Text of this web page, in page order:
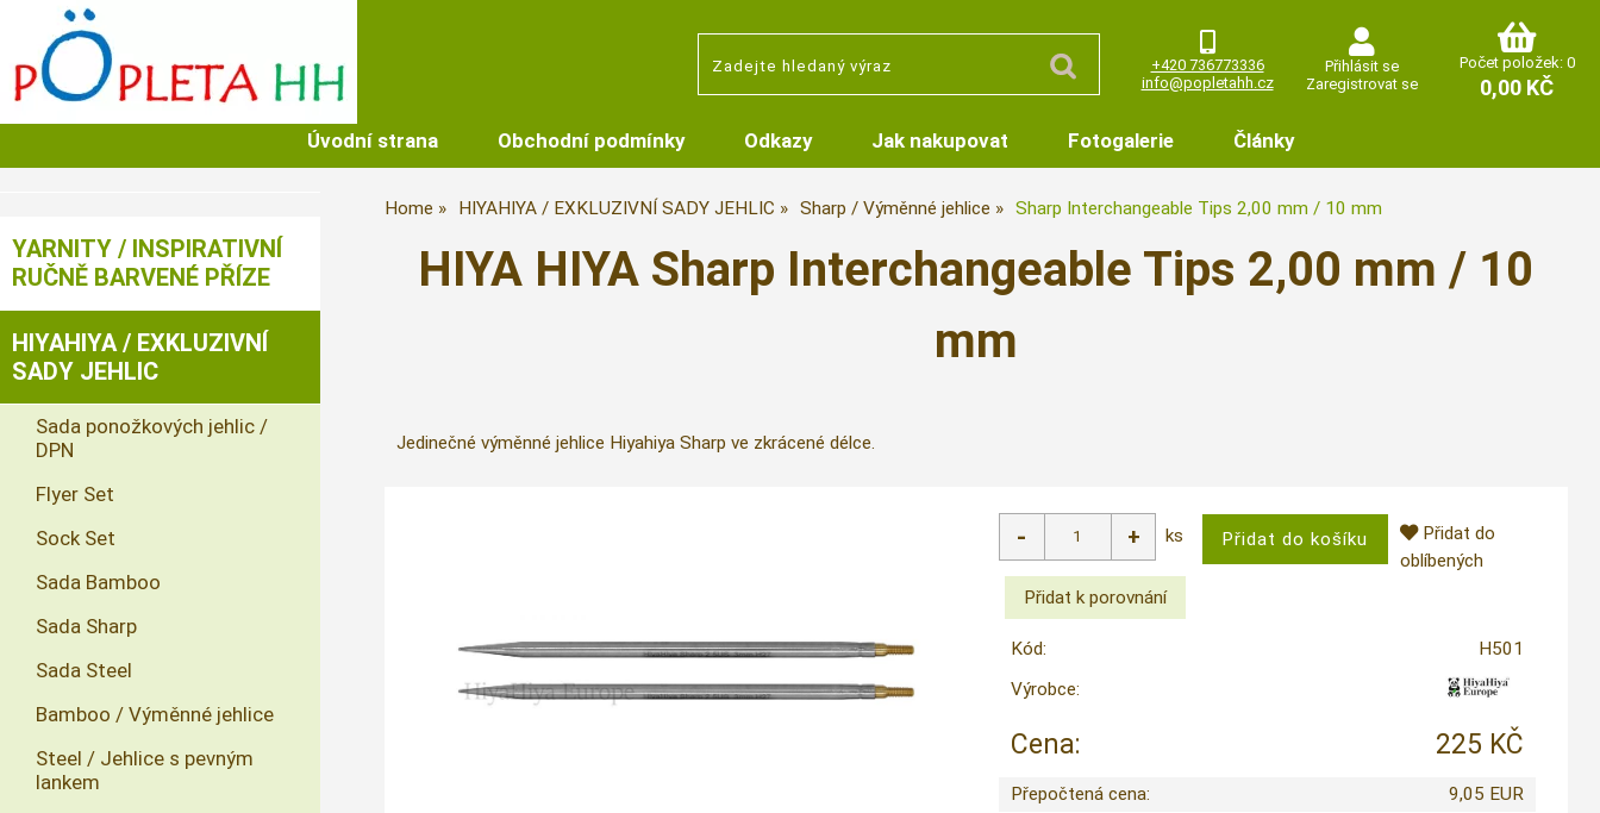
+420 736773336
info@popletahh.cz
Přihlásit se
Zaregistrovat se
Počet položek: 0
0,00 KČ
Úvodní strana Obchodní podmínky Odkazy Jak nakupovat Fotogalerie Články
Home HIYAHIYA / EXKLUZIVNÍ SADY JEHLIC Sharp / Výměnné jehlice Sharp Interchangeable Tips 2,00 mm / 10 mm
HIYA HIYA Sharp Interchangeable Tips 2,00 mm / 10
mm
Jedinečné výměnné jehlice Hiyahiya Sharp ve zkrácené délce.
ks
Přidat do
oblíbených
Kód:
H501
Výrobce:
Cena: 225 KČ
Přepočtená cena:
9,05 EUR
YARNITY / INSPIRATIVNÍ
RUČNĚ BARVENÉ PŘÍZE
HIYAHIYA / EXKLUZIVNÍ
SADY JEHLIC
Sada ponožkových jehlic /
DPN
Flyer Set
Sock Set
Sada Bamboo
Sada Sharp
Sada Steel
Bamboo / Výměnné jehlice
Steel / Jehlice s pevným
lankem